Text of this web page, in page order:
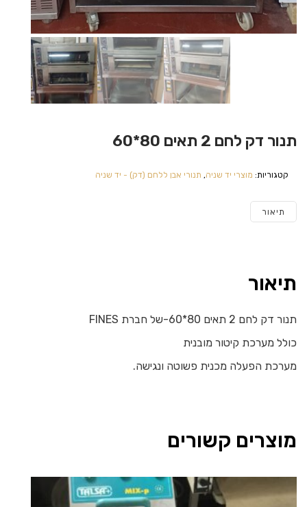
תנור דק לחם 2 תאים 80*60
קטגוריות: מוצרי יד שניה, תנורי אבן ללחם (דק) - יד שניה
תיאור
תיאור
תנור דק לחם 2 תאים 80*60-של חברת FINES
כולל מערכת קיטור מובנית
מערכת הפעלה מכנית פשוטה ונגישה.
מוצרים קשורים